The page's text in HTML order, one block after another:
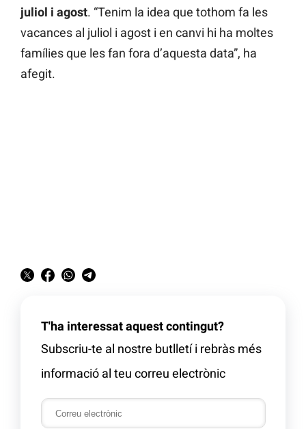
juliol i agost. “Tenim la idea que tothom fa les
vacances al juliol i agost i en canvi hi ha moltes
famílies que les fan fora d’aquesta data”, ha
afegit.
T'ha interessat aquest contingut?
Subscriu-te al nostre butlletí i rebràs més
informació al teu correu electrònic